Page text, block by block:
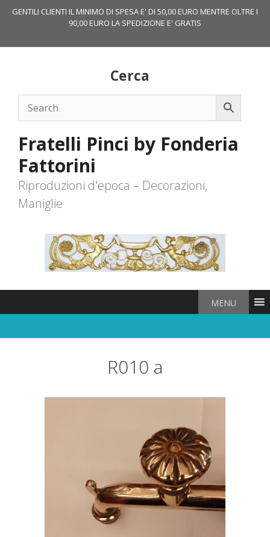
GENTILI CLIENTI IL MINIMO DI SPESA E' DI 50,00 EURO MENTRE OLTRE I
90,00 EURO LA SPEDIZIONE E' GRATIS
Cerca
Fratelli Pinci by Fonderia
Fattorini
Riproduzioni d'epoca – Decorazioni,
Maniglie
MENU
R010 a